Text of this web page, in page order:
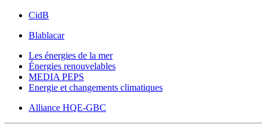
CidB
Blablacar
Les énergies de la mer
Énergies renouvelables
MEDIA PEPS
Energie et changements climatiques
Alliance HQE-GBC